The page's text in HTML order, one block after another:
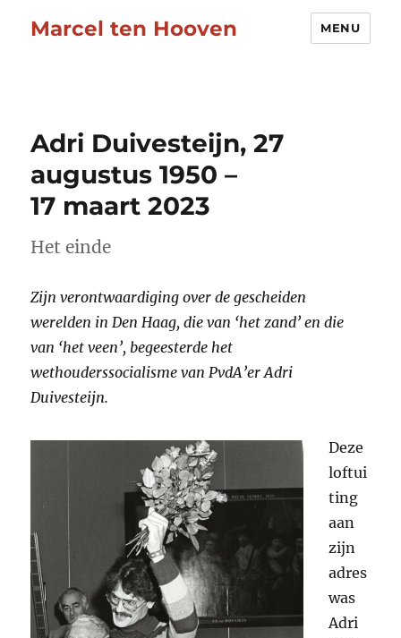
Marcel ten Hooven MENU
Adri Duivesteijn, 27
augustus 1950 –
17 maart 2023
Het einde
Zijn verontwaardiging over de gescheiden
werelden in Den Haag, die van ‘het zand’ en die
van ‘het veen’, begeesterde het
wethouderssocialisme van PvdA’er Adri
Duivesteijn.
Deze
loftui
ting
aan
zijn
adres
was
Adri